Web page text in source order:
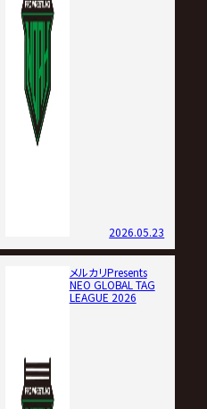
2026.05.23
メルカリPresents
NEO GLOBAL TAG
LEAGUE 2026